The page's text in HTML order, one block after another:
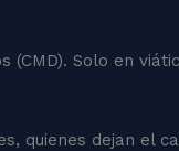
Solo en
quienes dejan el